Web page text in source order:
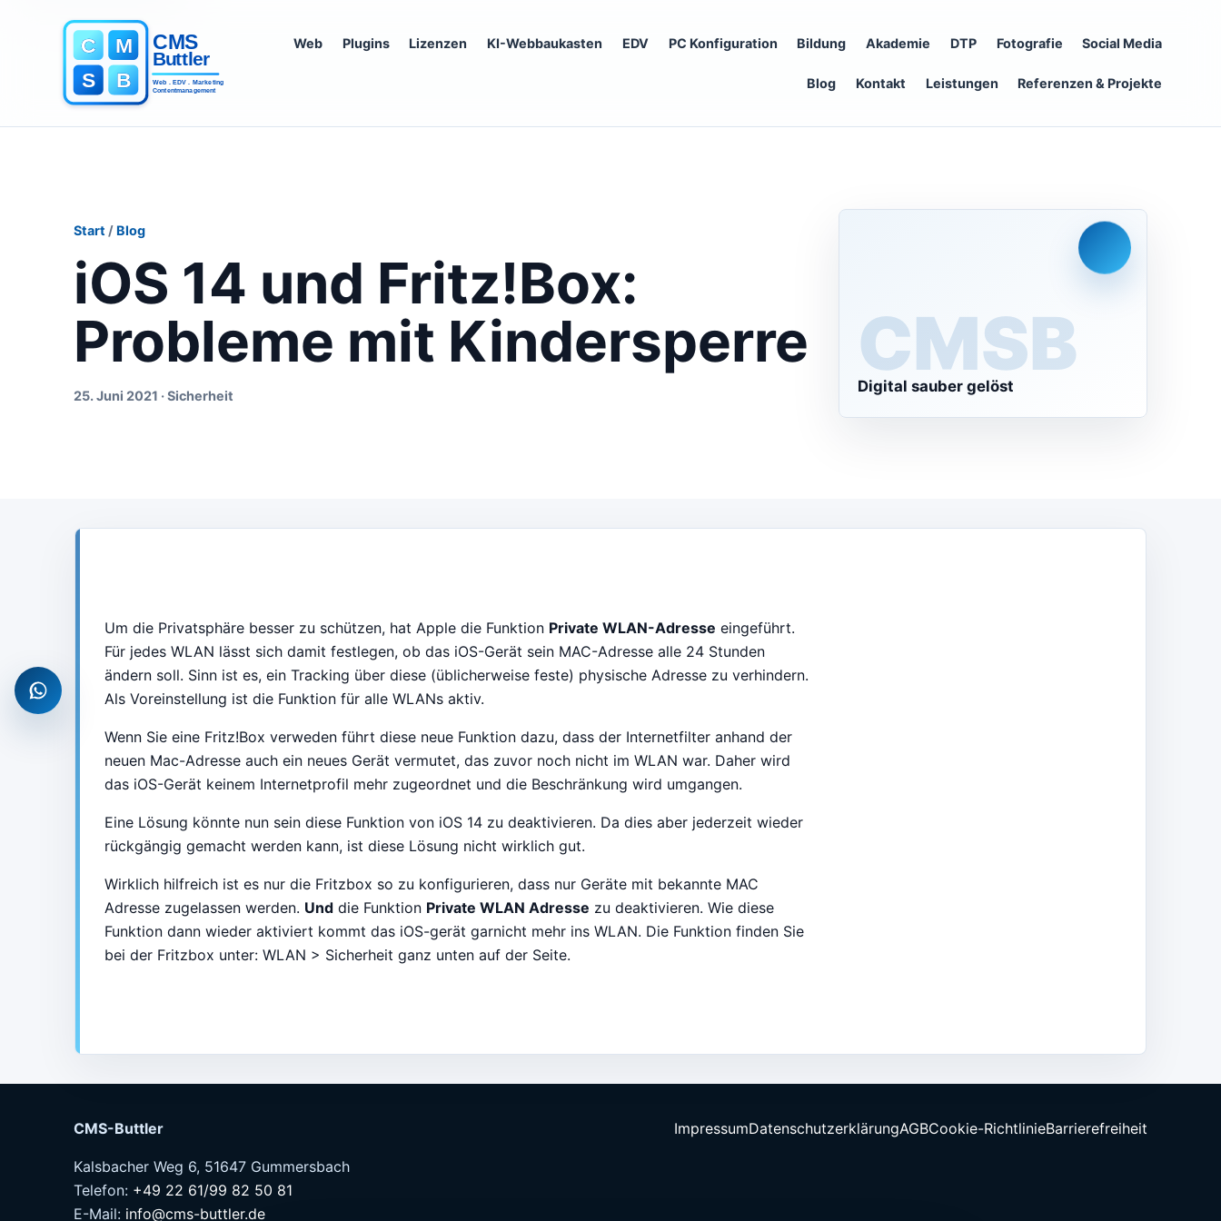
Web Plugins Lizenzen KI-Webbaukasten EDV PC Konfiguration Bildung Akademie DTP Fotografie Social Media
Blog Kontakt Leistungen Referenzen & Projekte
Start / Blog
iOS 14 und Fritz!Box:
Probleme mit Kindersperre
25. Juni 2021 · Sicherheit
CMS
Digital sauber gelöst
Um die Privatsphäre besser zu schützen, hat Apple die Funktion Private WLAN-Adresse eingeführt.
Für jedes WLAN lässt sich damit festlegen, ob das iOS-Gerät sein MAC-Adresse alle 24 Stunden
ändern soll. Sinn ist es, ein Tracking über diese (üblicherweise feste) physische Adresse zu verhindern.
Als Voreinstellung ist die Funktion für alle WLANs aktiv.
Wenn Sie eine Fritz!Box verweden führt diese neue Funktion dazu, dass der Internetfilter anhand der
neuen Mac-Adresse auch ein neues Gerät vermutet, das zuvor noch nicht im WLAN war. Daher wird
das iOS-Gerät keinem Internetprofil mehr zugeordnet und die Beschränkung wird umgangen.
Eine Lösung könnte nun sein diese Funktion von iOS 14 zu deaktivieren. Da dies aber jederzeit wieder
rückgängig gemacht werden kann, ist diese Lösung nicht wirklich gut.
Wirklich hilfreich ist es nur die Fritzbox so zu konfigurieren, dass nur Geräte mit bekannte MAC
Adresse zugelassen werden. Und die Funktion Private WLAN Adresse zu deaktivieren. Wie diese
Funktion dann wieder aktiviert kommt das iOS-gerät garnicht mehr ins WLAN. Die Funktion finden Sie
bei der Fritzbox unter: WLAN > Sicherheit ganz unten auf der Seite.
CMS-Buttler
Kalsbacher Weg 6, 51647 Gummersbach
Telefon: +49 22 61/99 82 50 81
E-Mail: info@cms-buttler.de
ImpressumDatenschutzerklärungAGBCookie-RichtlinieBarrierefreiheit
WhatsApp